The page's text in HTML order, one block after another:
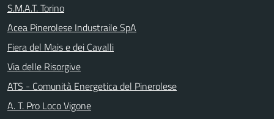
S.M.A.T. Torino
Acea Pinerolese Industraile SpA
Fiera del Mais e dei Cavalli
Via delle Risorgive
ATS - Comunità Energetica del Pinerolese
A. T. Pro Loco Vigone